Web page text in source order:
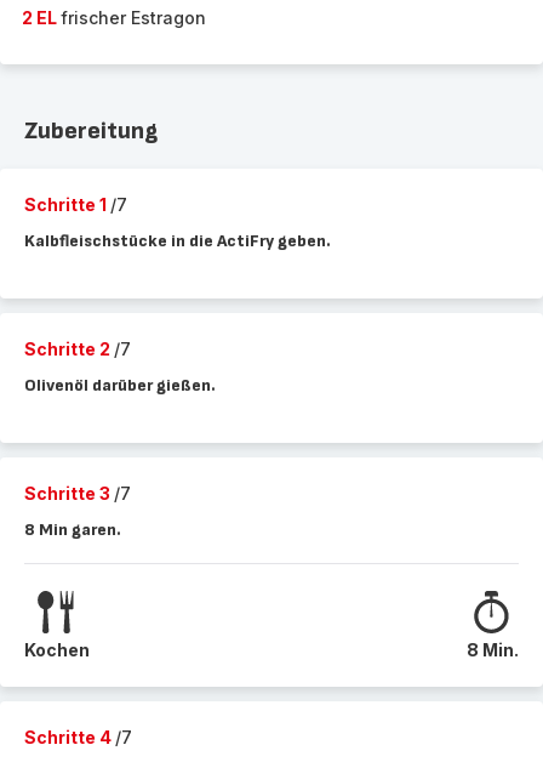
2 ELfrischer Estragon
Zubereitung
Schritte 1 /7
Kalbfleischstücke in die ActiFry geben.
Schritte 2 /7
Olivenöl darüber gießen.
Schritte 3 /7
8 Min garen.
Kochen 8 Min.
Schritte 4 /7